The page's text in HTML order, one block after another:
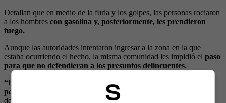
Detallan que en medio de la furia y los golpes, las personas rociaron
a los hombres con gasolina y, posteriormente, les prendieron
fuego.
Aunque las autoridades intentaron ingresar a la zona en la que
estaba ocurriendo el hecho, la misma comunidad les impidió el paso
para que no defendieran a los presuntos delincuentes.
“Los habitantes bloquearon las vías con vehículos y no
permitieron el ingreso de la Policía”
del distrito de Latacunga, Giovanni Maldonado a Ecuavisa.